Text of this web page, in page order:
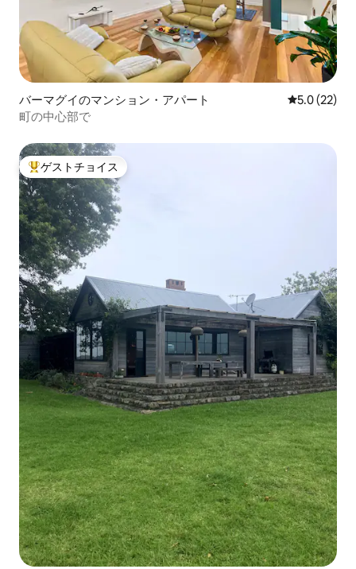
バーマグイのマンション・アパート レビュー22
5.0 (22)
町の中心部で
大好評のゲストチョイスです。
ゲストチョイス